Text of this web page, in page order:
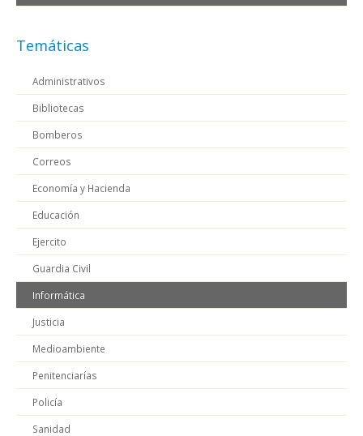
Temáticas
Administrativos
Bibliotecas
Bomberos
Correos
Economía y Hacienda
Educación
Ejercito
Guardia Civil
Informática
Justicia
Medioambiente
Penitenciarías
Policía
Sanidad